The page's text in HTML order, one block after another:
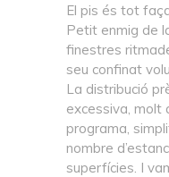
El pis és tot
Petit enmig de
finestres
seu confinat
La distribució
excessiva, molt
programa,
nombre
superfícies. I